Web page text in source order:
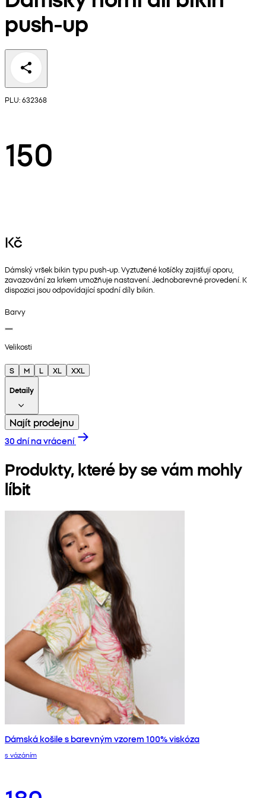
push-up
PLU: 632368
150
Kč
Dámský vršek bikin typu push-up. Vyztužené košíčky zajišťují oporu,
zavazování za krkem umožňuje nastavení. Jednobarevné provedení. K
dispozici jsou odpovídající spodní díly bikin.
Barvy
Velikosti
S M L XL
XXL
Detaily
Najít prodejnu
30 dní na vrácení
Produkty, které by se vám mohly
líbit
Dámská košile s barevným vzorem 100% viskóza
s vázáním